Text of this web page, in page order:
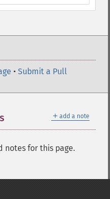
• Submit a Pull
＋ add a note
notes for this page.